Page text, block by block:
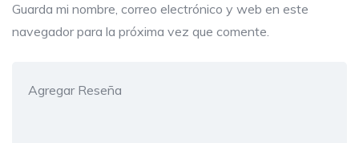
Guarda mi nombre, correo electrónico y web en este
navegador para la próxima vez que comente.